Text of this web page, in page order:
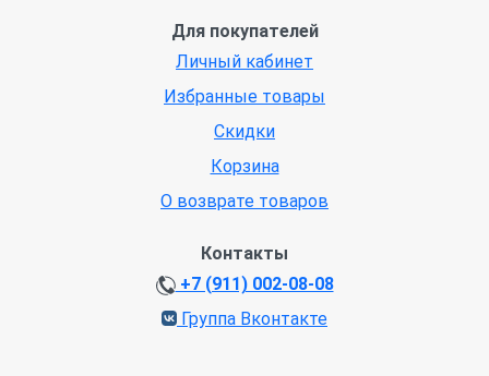
Для покупателей
Личный кабинет
Избранные товары
Скидки
Корзина
О возврате товаров
Контакты
+7 (911) 002-08-08
Группа Вконтакте